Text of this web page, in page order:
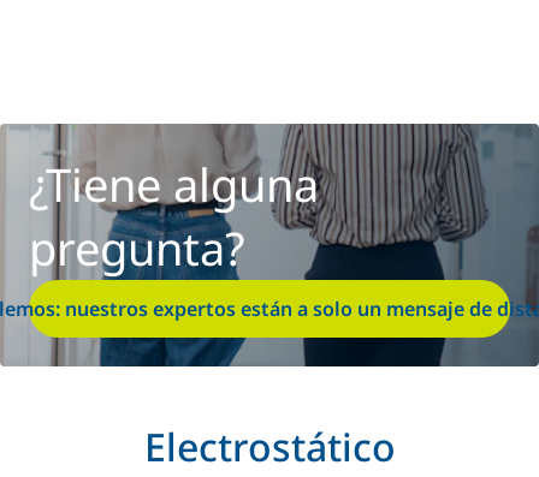
¿Tiene alguna
pregunta?
nuestros expertos están a solo un mensaje de
Electrostático